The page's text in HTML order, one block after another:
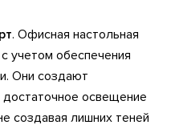
. Офисная настольная
учетом обеспечения
Они создают
освещение
создавая лишних теней